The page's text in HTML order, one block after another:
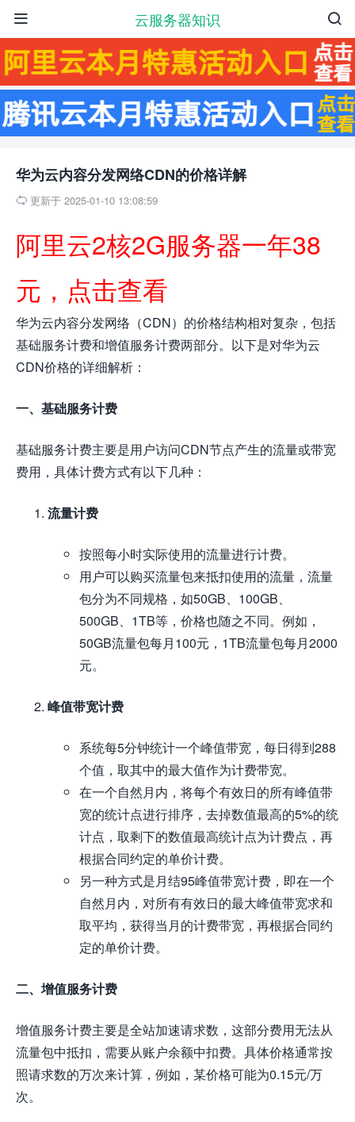
云服务器知识 

华为云内容分发网络CDN的价格详解
 更新于 2025-01-10 13:08:59
阿里云2核2G服务器一年38
元，点击查看
华为云内容分发网络（CDN）的价格结构相对复杂，包括
基础服务计费和增值服务计费两部分。以下是对华为云
CDN价格的详细解析：
一、基础服务计费
基础服务计费主要是用户访问CDN节点产生的流量或带宽
费用，具体计费方式有以下几种：
流量计费
按照每小时实际使用的流量进行计费。
用户可以购买流量包来抵扣使用的流量，流量
包分为不同规格，如50GB、100GB、
500GB、1TB等，价格也随之不同。例如，
50GB流量包每月100元，1TB流量包每月2000
元。
峰值带宽计费
系统每5分钟统计一个峰值带宽，每日得到288
个值，取其中的最大值作为计费带宽。
在一个自然月内，将每个有效日的所有峰值带
宽的统计点进行排序，去掉数值最高的5%的统
计点，取剩下的数值最高统计点为计费点，再
根据合同约定的单价计费。
另一种方式是月结95峰值带宽计费，即在一个
自然月内，对所有有效日的最大峰值带宽求和
取平均，获得当月的计费带宽，再根据合同约
定的单价计费。
二、增值服务计费
增值服务计费主要是全站加速请求数，这部分费用无法从
流量包中抵扣，需要从账户余额中扣费。具体价格通常按
照请求数的万次来计算，例如，某价格可能为0.15元/万
次。